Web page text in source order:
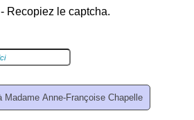
- Recopiez le captcha.